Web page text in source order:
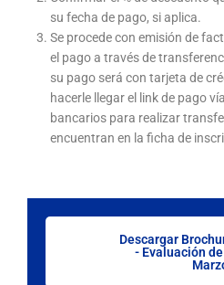
su fecha de pago, si aplica.
Se procede con emisión de
el pago a través de
su pago será con tarjeta de
hacerle llegar el link de pago
bancarios para realizar
encuentran en la ficha de
Descargar
- Evaluación